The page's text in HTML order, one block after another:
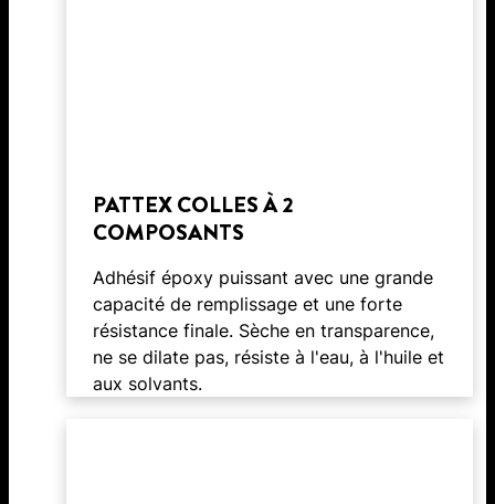
PATTEX COLLES À 2
COMPOSANTS
Adhésif époxy puissant avec une grande
capacité de remplissage et une forte
résistance finale. Sèche en transparence,
ne se dilate pas, résiste à l'eau, à l'huile et
aux solvants.